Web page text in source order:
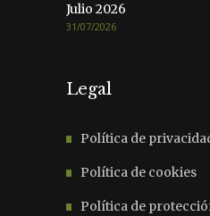
Julio 2026
31/07/2026
Legal
Política de
Política de cookies
Política de